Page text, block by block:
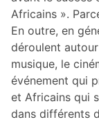
Africains ».
En outre, en
déroulent autour
musique, le
événement qui
et Africains qui
dans différents